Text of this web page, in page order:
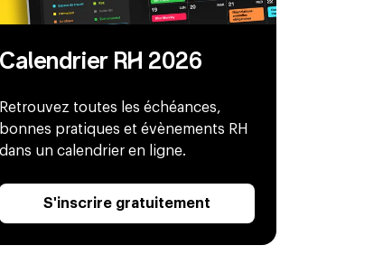
Calendrier RH 2026
Retrouvez toutes les échéances,
bonnes pratiques et évènements RH
dans un calendrier en ligne.
S'inscrire gratuitement